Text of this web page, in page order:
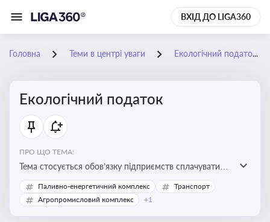
ВХІД ДО LIGA360
Головна Теми в центрі уваги Екологічний податок
Екологічний податок
ПРО ЩО ТЕМА:
Тема стосується обов’язку підприємств сплачувати
екологічний податок за забруднення довкілля. Вона
важлива для екологічного контролю бізнесу,
Паливно-енергетичний комплекс
Транспорт
Агропромисловий комплекс
+1